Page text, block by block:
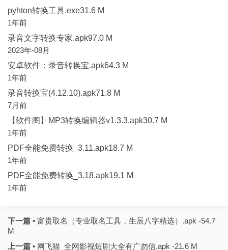
pyhton转换工具.exe31.6 M
1年前
录音文字转换专家.apk97.0 M
2023年-08月
安卓软件：录音转换宝.apk64.3 M
1年前
录音转换宝(4.12.10).apk71.8 M
7月前
【软件阁】MP3转换编辑器v1.3.3.apk30.7 M
1年前
PDF全能免费转换_3.11.apk18.7 M
1年前
PDF全能免费转换_3.18.apk19.1 M
1年前
下一篇 • 富贵取名（专业取名工具，生辰八字精选）.apk -54.7
M
上一篇 • 网飞猫_全网影视短剧大全有广勿信.apk -21.6 M